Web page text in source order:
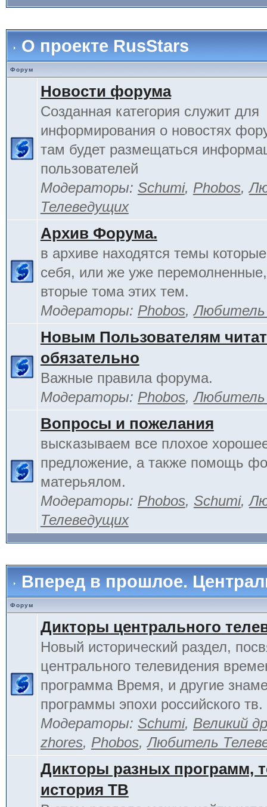
О проекте RusStars
Форум
Новости форума
Созданная категория служит для
информирования о новостях
там будет размещаться
пользователей
Модераторы: Schumi, Phobos,
Телеведущих
Архив Форума.
в архиве находятся темы
себя, или же уже
вторые тома этих тем.
Модераторы: Phobos,Любитель
Новым Пользователям
обязательно
Важные правила форума.
Модераторы: Phobos,Любитель
Вопросы и пожелания
высказываем все плохое
предложение, а также помощь
матерьялом.
Модераторы: Phobos, Schumi,
Телеведущих
Вперед в прошлое.
Форум
Дикторы центрального
Новый исторический раздел,
центрального телевидения
программа Время, и другие
программы эпохи российского тв.
Модераторы: Schumi, Великий
zhores, Phobos,Любитель
Дикторы разных программ,
история ТВ